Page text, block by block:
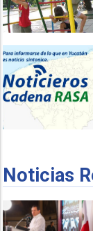
Noticias